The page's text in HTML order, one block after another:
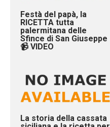
Festà del papà, la
RICETTA tutta
palermitana delle
Sfince di San Giuseppe
📹 VIDEO
La storia della cassata